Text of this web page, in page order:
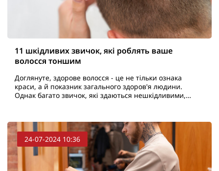
11 шкідливих звичок, які роблять ваше
волосся тоншим
Доглянуте, здорове волосся - це не тільки ознака
краси, а й показник загального здоров'я людини.
Однак багато звичок, які здаються нешкідливими,
24-07-2024 10:36